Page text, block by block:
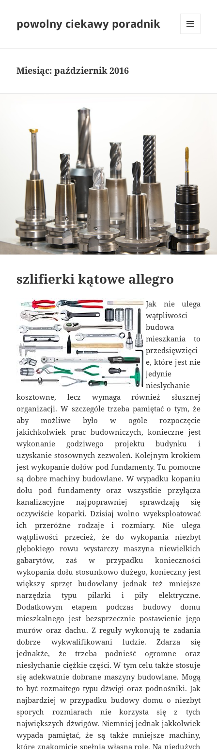
powolny ciekawy poradnik
Miesiąc:październik 2016
szlifierki kątowe allegro
Jak nie ulega
wątpliwości
budowa
mieszkania to
przedsięwzięci
e, które jest nie
jedynie
niesłychanie
kosztowne, lecz wymaga również słusznej
organizacji. W szczególe trzeba pamiętać o tym, że
aby możliwe było w ogóle rozpoczęcie
jakichkolwiek prac budowniczych, konieczne jest
wykonanie godziwego projektu budynku i
uzyskanie stosownych zezwoleń. Kolejnym krokiem
jest wykopanie dołów pod fundamenty. Tu pomocne
są dobre machiny budowlane. W wypadku kopaniu
dołu pod fundamenty oraz wszystkie przyłącza
kanalizacyjne najpoprawniej sprawdzają się
oczywiście koparki. Dzisiaj wolno wyeksploatować
ich przeróżne rodzaje i rozmiary. Nie ulega
wątpliwości przecież, że do wykopania niezbyt
głębokiego rowu wystarczy maszyna niewielkich
gabarytów, zaś w przypadku konieczności
wykopania dołu stosunkowo dużego, konieczny jest
większy sprzęt budowlany jednak też mniejsze
narzędzia typu pilarki i piły elektryczne.
Dodatkowym etapem podczas budowy domu
mieszkalnego jest bezsprzecznie postawienie jego
murów oraz dachu. Z reguły wykonują te zadania
dobrze wykwalifikowani ludzie. Zdarza się
jednakże, że trzeba podnieść ogromne oraz
niesłychanie ciężkie części. W tym celu także stosuje
się adekwatnie dobrane maszyny budowlane. Mogą
to być rozmaitego typu dźwigi oraz podnośniki. Jak
najbardziej w przypadku budowy domu o niezbyt
sporych rozmiarach nie korzysta się z tych
największych dźwigów. Niemniej jednak jakkolwiek
wypada pamiętać, że są także mniejsze machiny,
które znakomicie spełnią własną rolę. Na niedużych